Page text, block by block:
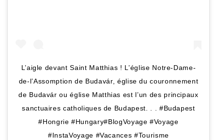
L’aigle devant Saint Matthias ! L’église Notre-Dame-
de-l’Assomption de Budavár, église du couronnement
de Budavár ou église Matthias est l’un des principaux
sanctuaires catholiques de Budapest. . . #Budapest
#Hongrie #Hungary#BlogVoyage #Voyage
#InstaVoyage #Vacances #Tourisme